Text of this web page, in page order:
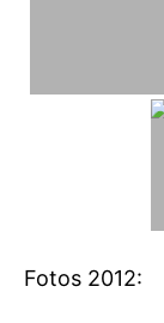
Fotos 2012: